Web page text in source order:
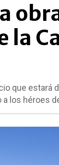
que estará
los héroes